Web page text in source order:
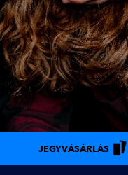
JEGYVÁSÁRLÁS